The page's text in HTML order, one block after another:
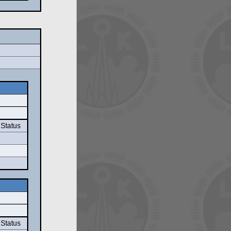
Status
Status